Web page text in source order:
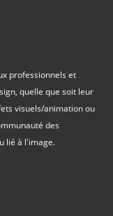
professionnels et
quelle que soit leur
visuels/animation ou
des
lié à l'image.